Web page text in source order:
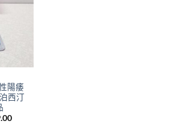
陽痿
西汀
Price